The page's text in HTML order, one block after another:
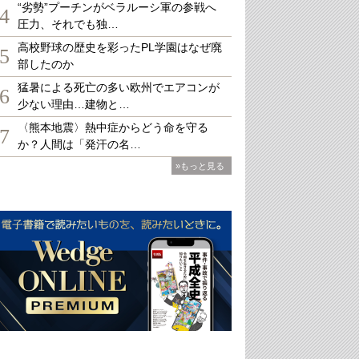
4
“劣勢”プーチンがベラルーシ軍の参戦へ
圧力、それでも独…
5
高校野球の歴史を彩ったPL学園はなぜ廃
部したのか
6
猛暑による死亡の多い欧州でエアコンが
少ない理由…建物と…
7
〈熊本地震〉熱中症からどう命を守る
か？人間は「発汗の名…
»もっと見る